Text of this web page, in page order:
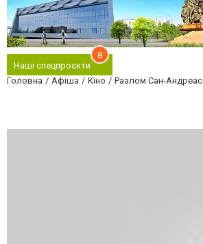
Наші спецпроєкти
8
Головна Афіша Кіно Разлом Сан-Андреас